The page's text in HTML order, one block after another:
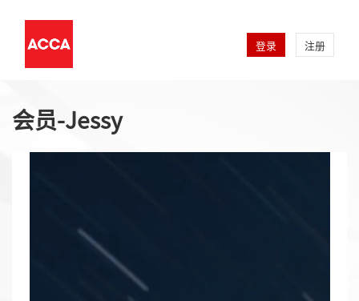
登录 注册
会员-Jessy